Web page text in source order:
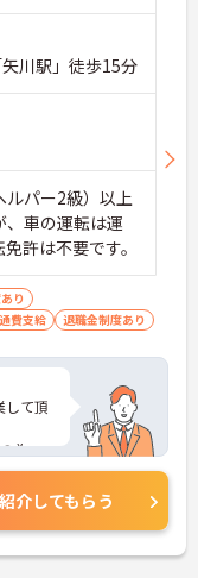
川駅」徒歩15分
パー2級）以上
車の運転は運
許は不要です。
り
費支給 退職金制度あり
して頂
為、
◎
。
紹介してもらう